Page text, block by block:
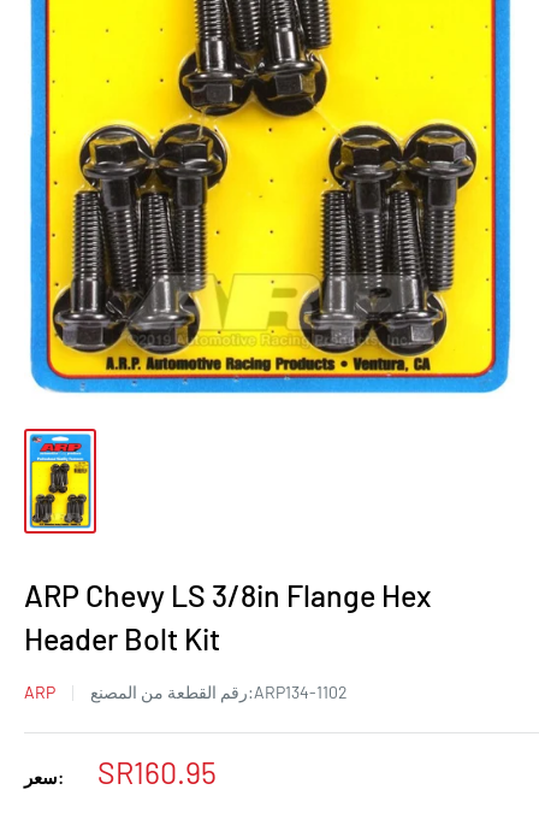
ARP Chevy LS 3/8in Flange Hex
Header Bolt Kit
ARP رقم القطعة من المصنع:ARP134-1102
سعر:
سعر
SR160.95